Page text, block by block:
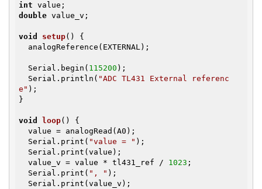
int
double value_v;
void setup()
{
  Serial.begin(
115200 );
  Serial.println(
"ADC TL431 External referenc
e" );
}
void loop()
{
  Serial.print(
"value = " );
  value_v = value * tl431_ref /
1023 ;
  Serial.print(
", " );